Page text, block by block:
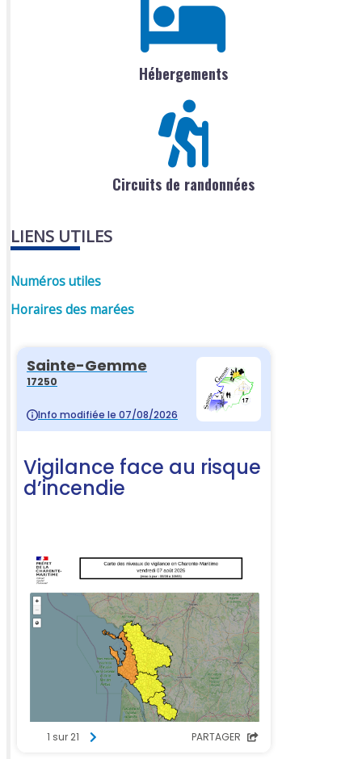
Hébergements
Circuits de randonnées
LIENS UTILES
Numéros utiles
Horaires des marées